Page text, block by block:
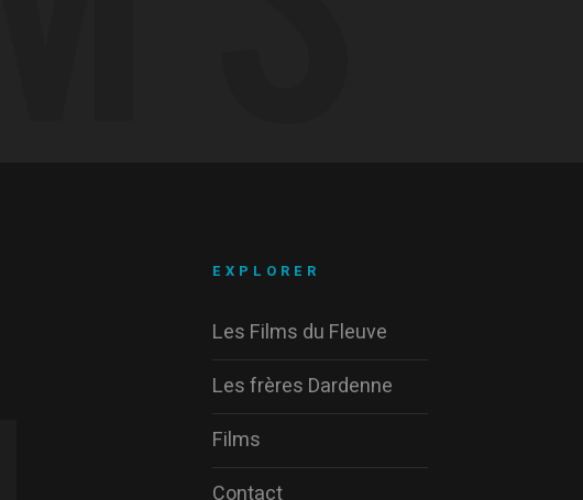
EXPLORER
Les Films du Fleuve
Les frères Dardenne
Films
Contact